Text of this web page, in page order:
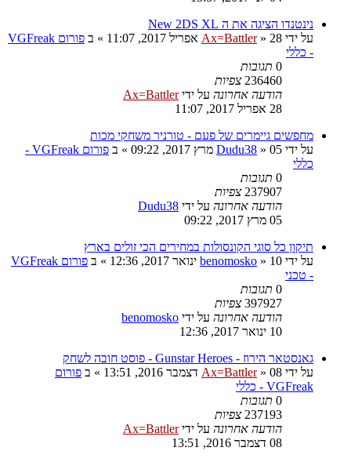
נינטנדו הציגה את ה New 2DS XL
על ידי
Ax=Battler» 28 אפריל 2017, 11:07 » ב
פורום VGFreak
- כללי
0 תגובות
236460 צפיות
הודעה אחרונה על ידיAx=Battler
28 אפריל 2017, 11:07
מחפשים גיימרים של פעם - טורניר משחקי מכות
על ידי
Dudu38 » 05 מרץ 2017, 09:22 » ב
פורום VGFreak -
כללי
0 תגובות
237907 צפיות
הודעה אחרונה על ידי Dudu38
05 מרץ 2017, 09:22
תיקון כל סוגי הקונסולות במחירים הכי זולים בארץ
על ידי
benomosko » 10 ינואר 2017, 12:36 » ב
פורום VGFreak
- טכני
0 תגובות
397927 צפיות
הודעה אחרונה על ידי benomosko
10 ינואר 2017, 12:36
גאנסטאר הירוז - Gunstar Heroes - פוסט חובה לשחק
על ידי
Ax=Battler» 08 דצמבר 2016, 13:51 » ב פורום
VGFreak - כללי
0 תגובות
237193 צפיות
הודעה אחרונה על ידיAx=Battler
08 דצמבר 2016, 13:51